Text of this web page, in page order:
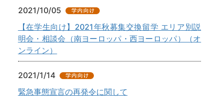
2021/10/05
【在学生向け】2021年秋募集交換留学 エリア別説
明会・相談会（南ヨーロッパ・西ヨーロッパ）（オ
ンライン）
2021/1/14
緊急事態宣言の再発令に関して